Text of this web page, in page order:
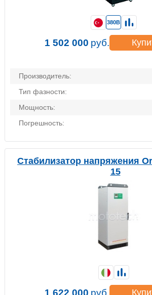
Производитель:
Тип фазности:
Мощность:
Погрешность:
380В
1 502 000 руб.
Стабилизатор напряжения
15
1 622 000 руб.